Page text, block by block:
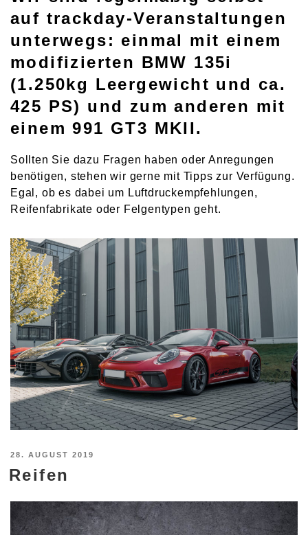
auf trackday-Veranstaltungen
unterwegs: einmal mit einem
modifizierten BMW 135i
(1.250kg Leergewicht und ca.
425 PS) und zum anderen mit
einem 991 GT3 MKII.
Sollten Sie dazu Fragen haben oder Anregungen
benötigen, stehen wir gerne mit Tipps zur Verfügung.
Egal, ob es dabei um Luftdruckempfehlungen,
Reifenfabrikate oder Felgentypen geht.
VERÖFFENTLICHT
AM
28. AUGUST 2019
Reifen